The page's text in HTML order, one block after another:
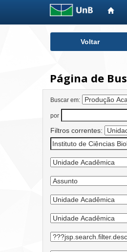
Voltar
Página de
Buscar em:
por
Filtros correntes: